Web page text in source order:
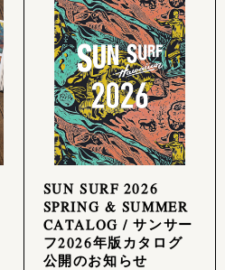
SUN SURF 2026
SPRING & SUMMER
CATALOG / サンサー
フ2026年版カタログ
公開のお知らせ